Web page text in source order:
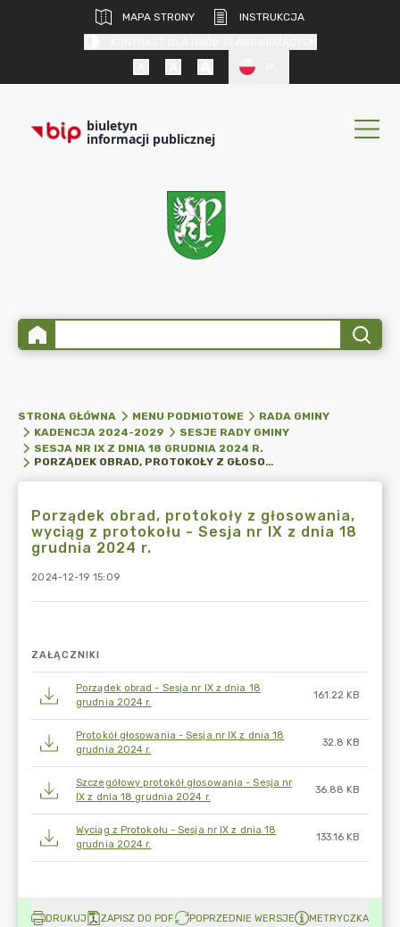
MAPA STRONY
INSTRUKCJA
biuletyn
informacji publicznej
STRONA GŁÓWNA MENU PODMIOTOWE
RADA GMINY
KADENCJA 2024-2029
SESJE RADY GMINY
SESJA NR IX Z DNIA 18 GRUDNIA 2024 R.
PORZĄDEK OBRAD, PROTOKOŁY Z GŁOSOWANIA, WYCIĄG Z PROTOKOŁU - SESJA NR IX Z DNIA 18 GRUDNIA 2024 R.
Porządek obrad, protokoły z głosowania,
wyciąg z protokołu - Sesja nr IX z dnia 18
grudnia 2024 r.
2024-12-19 15:09
ZAŁĄCZNIKI
Porządek obrad - Sesja nr IX z dnia 18
grudnia 2024 r.
161.22 KB
Protokół głosowania - Sesja nr IX z dnia 18
grudnia 2024 r.
32.8 KB
Szczegółowy protokół głosowania - Sesja nr
IX z dnia 18 grudnia 2024 r.
36.88 KB
Wyciąg z Protokołu - Sesja nr IX z dnia 18
grudnia 2024 r.
133.16 KB
DRUKUJ ZAPISZ DO PDF POPRZEDNIE WERSJE METRYCZKA